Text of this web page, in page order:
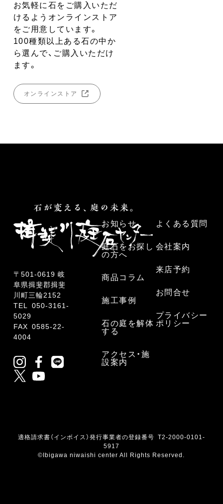
お気軽に石をご購入いただ
けるようオンラインストア
をご用意しています。
100種類以上ある石の中か
ら選んで、ご購入いただけ
ます。
オンラインストア
お知らせ
庭石をお探し
の方へ
商品コラム
施工事例
石の庭を解体
する
アクセス・施
設案内
よくある質問
会社案内
来店予約
お問合せ
プライバシー
ポリシー
〒501-0619 岐
阜県揖斐郡揖斐
川町三輪2152
TEL 050-3161-
5029
FAX 0585-22-
4004
適格請求書（インボイス）発行事業者の登録番号 T2-2000-0101-
5917
©Ibigawa niwaishi center All Rights Reserved.